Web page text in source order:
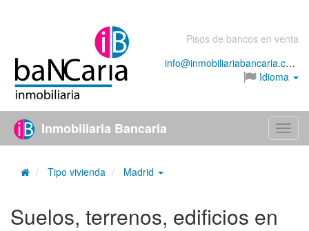
Pisos de bancos en venta
info@inmobiliariabancaria.com
Idioma
Menú
Inmobiliaria Bancaria
Tipo vivienda Madrid
Suelos, terrenos, edificios en